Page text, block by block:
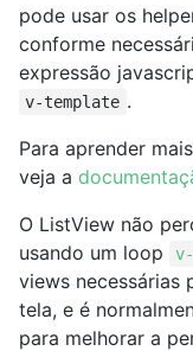
pode usar os
conforme
expressão
v-template .
Para aprender
veja a
O ListView não
usando um loop
views necessárias
tela, e é
para melhorar a